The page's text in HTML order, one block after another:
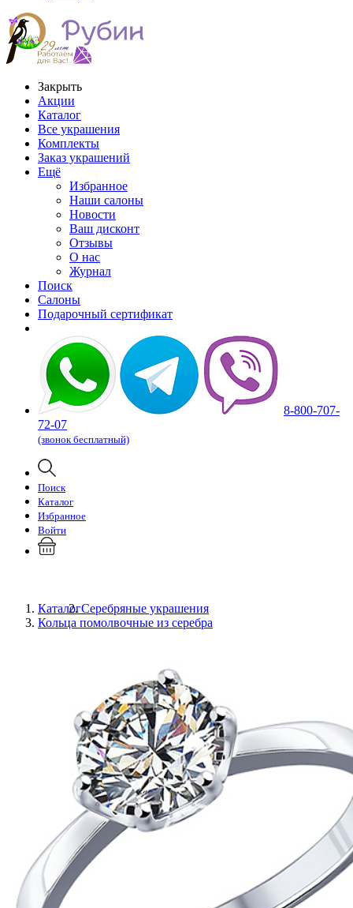
Закрыть
Акции
Каталог
Все украшения
Комплекты
Заказ украшений
Ещё
Избранное
Наши салоны
Новости
Ваш дисконт
Отзывы
О нас
Журнал
Поиск
Салоны
Подарочный сертификат
8-800-707-
72-07
(звонок бесплатный)
Поиск
Каталог
Избранное
Войти
КаталогСеребряные украшения
Кольца помолвочные из серебра